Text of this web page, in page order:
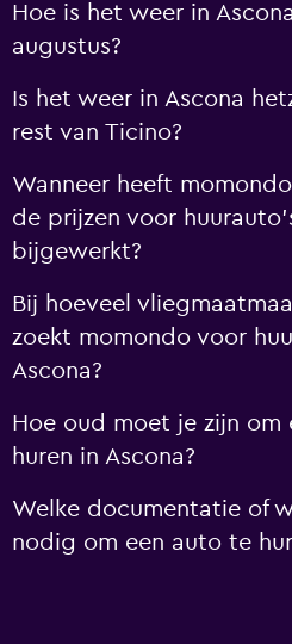
Hoe is het weer in
augustus?
Is het weer in Ascona
rest van Ticino?
Wanneer heeft
de prijzen voor
bijgewerkt?
Bij hoeveel
zoekt momondo voor
Ascona?
Hoe oud moet je zijn om
huren in Ascona?
Welke documentatie of
nodig om een auto te